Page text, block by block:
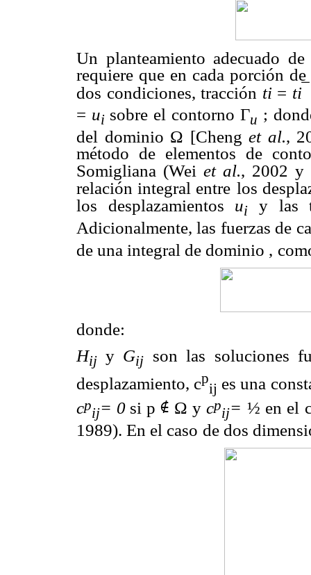
Un planteamiento adecuado
requiere que en cada porción
dos condiciones, tracción ti = ti‾
= ui sobre el contornoΓu ;
del dominio Ω [Chenget al.,
método de elementos de
Somigliana (Weiet al., 2002 y
relación integral entre los
los desplazamientos ui
y las
Adicionalmente, las fuerzas de
de una integral de dominio ,
donde:
Hij y Gij
son las soluciones
desplazamiento, cp
ij es una
cp
ij= 0 si p∉ Ωycp
ij= ½ en el
1989). En el caso de dos